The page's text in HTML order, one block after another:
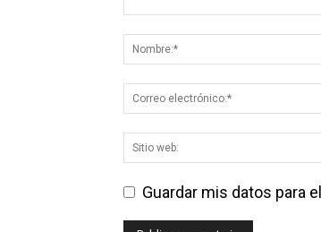
Guardar mis datos para